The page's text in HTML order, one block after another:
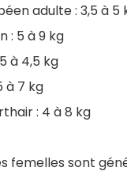
adulte : 3,5 à 5
: 5 à 9 kg
à 4,5 kg
à 7 kg
: 4 à 8 kg
femelles sont